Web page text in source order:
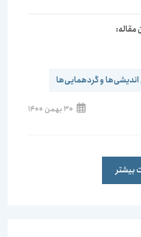
و گردهمایی‌ها
30 بهمن 1400